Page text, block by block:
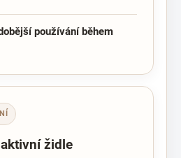
používání během
židle